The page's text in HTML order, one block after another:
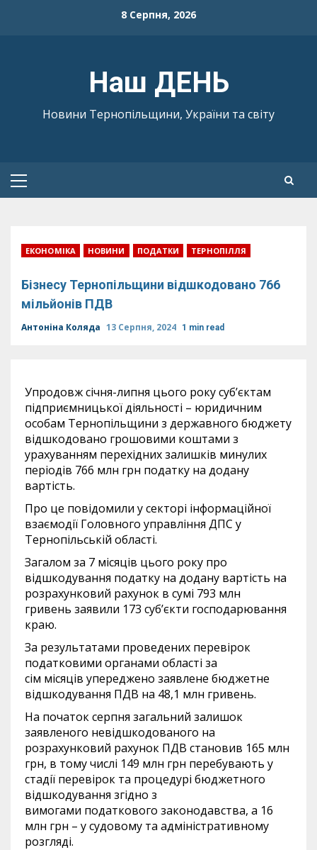
8 Серпня, 2026
Наш ДЕНЬ
Новини Тернопільщини, України та світу
Primary
ЕКОНОМІКА НОВИНИ ПОДАТКИ ТЕРНОПІЛЛЯ
Бізнесу Тернопільщини відшкодовано 766
мільйонів ПДВ
Антоніна Коляда 13 Серпня, 2024 1 min read
Упродовж січня-липня цього року суб’єктам
підприємницької діяльності – юридичним
особам Тернопільщини з державного бюджету
відшкодовано грошовими коштами з
урахуванням перехідних залишків минулих
періодів 766 млн грн податку на додану
вартість.
Про це повідомили у секторі інформаційної
взаємодії Головного управління ДПС у
Тернопільській області.
Загалом за 7 місяців цього року про
відшкодування податку на додану вартість на
розрахунковий рахунок в сумі 793 млн
гривень заявили 173 суб’єкти господарювання
краю.
За результатами проведених перевірок
податковими органами області за
сім місяців упереджено заявлене бюджетне
відшкодування ПДВ на 48,1 млн гривень.
На початок серпня загальний залишок
заявленого невідшкодованого на
розрахунковий рахунок ПДВ становив 165 млн
грн, в тому числі 149 млн грн перебувають у
стадії перевірок та процедурі бюджетного
відшкодування згідно з
вимогами податкового законодавства, а 16
млн грн – у судовому та адміністративному
розгляді.